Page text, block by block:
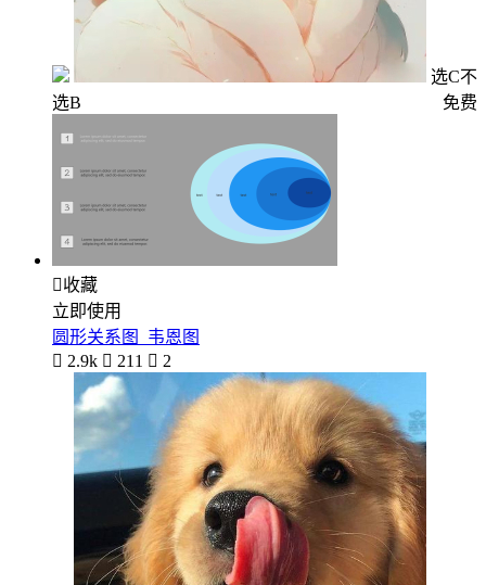
选C不
选B
免费
收藏
立即使用
圆形关系图_韦恩图
 2.9k  211  2